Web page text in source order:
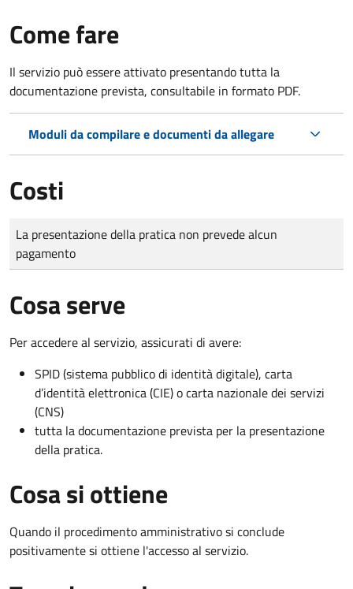
Come fare
Il servizio può essere attivato presentando tutta la
documentazione prevista, consultabile in formato PDF.
Moduli da compilare e documenti da allegare
Costi
Tipo di pagamento
Importo
La presentazione della pratica non prevede alcun
pagamento
Cosa serve
Per accedere al servizio, assicurati di avere:
SPID (sistema pubblico di identità digitale), carta
d’identità elettronica (CIE) o carta nazionale dei servizi
(CNS)
tutta la documentazione prevista per la presentazione
della pratica.
Cosa si ottiene
Quando il procedimento amministrativo si conclude
positivamente si ottiene l'accesso al servizio.